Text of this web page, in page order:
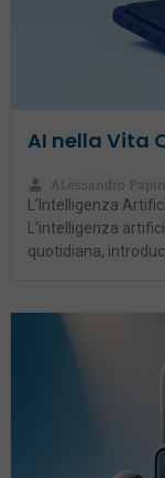
AI nella Vita
ALessandro
L’Intelligenza
L’intelligenza
quotidiana,